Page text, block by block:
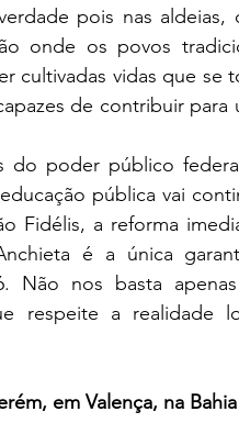
pois nas
onde os povos
cultivadas vidas que se
de contribuir para
pública vai
Fidélis, a reforma
é a única
Não nos basta
respeite a realidade
em Valença, na